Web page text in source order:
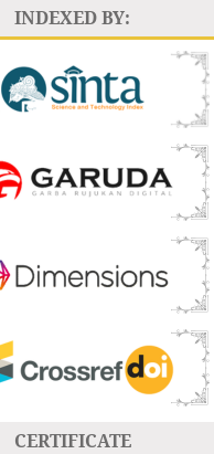
INDEXED BY:
CERTIFICATE